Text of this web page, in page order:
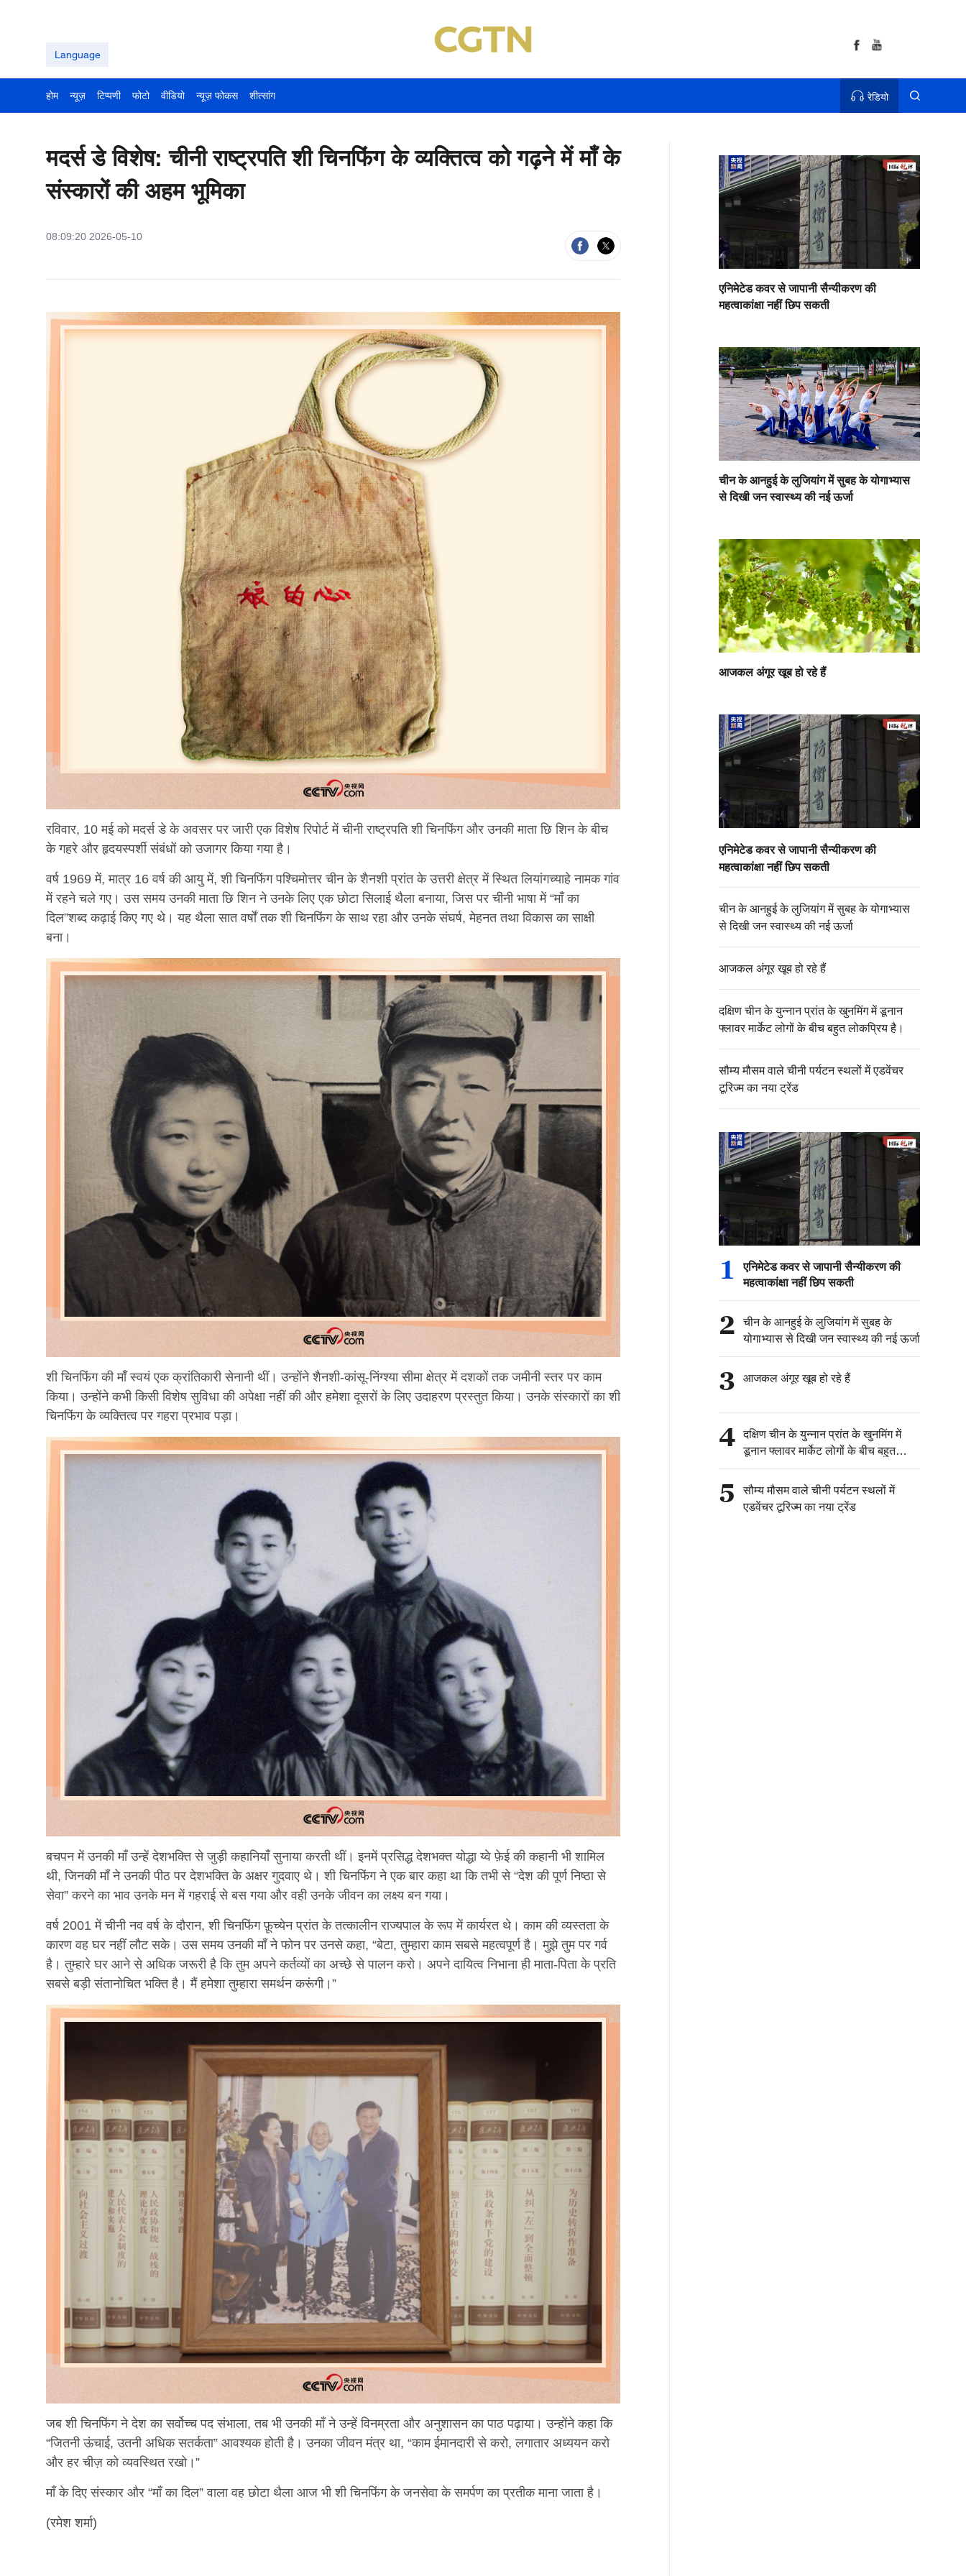
Language
होम न्यूज़ टिप्पणी फोटो वीडियो न्यूज़ फोकस शीत्सांग रेडियो
मदर्स डे विशेष: चीनी राष्ट्रपति शी चिनफिंग के व्यक्तित्व को गढ़ने में माँ के
संस्कारों की अहम भूमिका
08:09:20 2026-05-10
रविवार, 10 मई को मदर्स डे के अवसर पर जारी एक विशेष रिपोर्ट में चीनी राष्ट्रपति शी चिनफिंग और उनकी माता छि शिन के बीच
के गहरे और हृदयस्पर्शी संबंधों को उजागर किया गया है।
वर्ष 1969 में, मात्र 16 वर्ष की आयु में, शी चिनफिंग पश्चिमोत्तर चीन के शैनशी प्रांत के उत्तरी क्षेत्र में स्थित लियांगच्याहे नामक गांव
में रहने चले गए। उस समय उनकी माता छि शिन ने उनके लिए एक छोटा सिलाई थैला बनाया, जिस पर चीनी भाषा में “माँ का
दिल”शब्द कढ़ाई किए गए थे। यह थैला सात वर्षों तक शी चिनफिंग के साथ रहा और उनके संघर्ष, मेहनत तथा विकास का साक्षी
बना।
शी चिनफिंग की माँ स्वयं एक क्रांतिकारी सेनानी थीं। उन्होंने शैनशी-कांसू-निंग्श्या सीमा क्षेत्र में दशकों तक जमीनी स्तर पर काम
किया। उन्होंने कभी किसी विशेष सुविधा की अपेक्षा नहीं की और हमेशा दूसरों के लिए उदाहरण प्रस्तुत किया। उनके संस्कारों का शी
चिनफिंग के व्यक्तित्व पर गहरा प्रभाव पड़ा।
बचपन में उनकी माँ उन्हें देशभक्ति से जुड़ी कहानियाँ सुनाया करती थीं। इनमें प्रसिद्ध देशभक्त योद्धा य्वे फ़ेई की कहानी भी शामिल
थी, जिनकी माँ ने उनकी पीठ पर देशभक्ति के अक्षर गुदवाए थे। शी चिनफिंग ने एक बार कहा था कि तभी से “देश की पूर्ण निष्ठा से
सेवा” करने का भाव उनके मन में गहराई से बस गया और वही उनके जीवन का लक्ष्य बन गया।
वर्ष 2001 में चीनी नव वर्ष के दौरान, शी चिनफिंग फ़ूच्येन प्रांत के तत्कालीन राज्यपाल के रूप में कार्यरत थे। काम की व्यस्तता के
कारण वह घर नहीं लौट सके। उस समय उनकी माँ ने फोन पर उनसे कहा, “बेटा, तुम्हारा काम सबसे महत्वपूर्ण है। मुझे तुम पर गर्व
है। तुम्हारे घर आने से अधिक जरूरी है कि तुम अपने कर्तव्यों का अच्छे से पालन करो। अपने दायित्व निभाना ही माता-पिता के प्रति
सबसे बड़ी संतानोचित भक्ति है। मैं हमेशा तुम्हारा समर्थन करूंगी।”
जब शी चिनफिंग ने देश का सर्वोच्च पद संभाला, तब भी उनकी माँ ने उन्हें विनम्रता और अनुशासन का पाठ पढ़ाया। उन्होंने कहा कि
“जितनी ऊंचाई, उतनी अधिक सतर्कता” आवश्यक होती है। उनका जीवन मंत्र था, “काम ईमानदारी से करो, लगातार अध्ययन करो
और हर चीज़ को व्यवस्थित रखो।”
माँ के दिए संस्कार और “माँ का दिल” वाला वह छोटा थैला आज भी शी चिनफिंग के जनसेवा के समर्पण का प्रतीक माना जाता है।
(रमेश शर्मा)
एनिमेटेड कवर से जापानी सैन्यीकरण की
महत्वाकांक्षा नहीं छिप सकती
चीन के आनहुई के लुजियांग में सुबह के योगाभ्यास
से दिखी जन स्वास्थ्य की नई ऊर्जा
आजकल अंगूर खूब हो रहे हैं
एनिमेटेड कवर से जापानी सैन्यीकरण की
महत्वाकांक्षा नहीं छिप सकती
चीन के आनहुई के लुजियांग में सुबह के योगाभ्यास
से दिखी जन स्वास्थ्य की नई ऊर्जा
आजकल अंगूर खूब हो रहे हैं
दक्षिण चीन के युन्नान प्रांत के खुनमिंग में डूनान
फ्लावर मार्केट लोगों के बीच बहुत लोकप्रिय है।
सौम्य मौसम वाले चीनी पर्यटन स्थलों में एडवेंचर
टूरिज्म का नया ट्रेंड
1
एनिमेटेड कवर से जापानी सैन्यीकरण की
महत्वाकांक्षा नहीं छिप सकती
2
चीन के आनहुई के लुजियांग में सुबह के
योगाभ्यास से दिखी जन स्वास्थ्य की नई ऊर्जा
3 आजकल अंगूर खूब हो रहे हैं
4
दक्षिण चीन के युन्नान प्रांत के खुनमिंग में
डूनान फ्लावर मार्केट लोगों के बीच बहुत
लोकप्रिय है।
5
सौम्य मौसम वाले चीनी पर्यटन स्थलों में
एडवेंचर टूरिज्म का नया ट्रेंड